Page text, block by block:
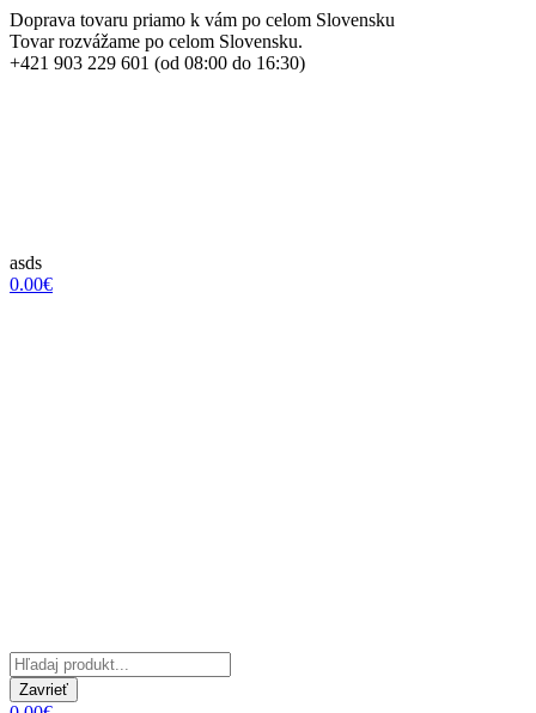
Doprava tovaru priamo k vám po celom Slovensku
Tovar rozvážame po celom Slovensku.
+421 903 229 601 (od 08:00 do 16:30)
asds
0.00€
Zavrieť